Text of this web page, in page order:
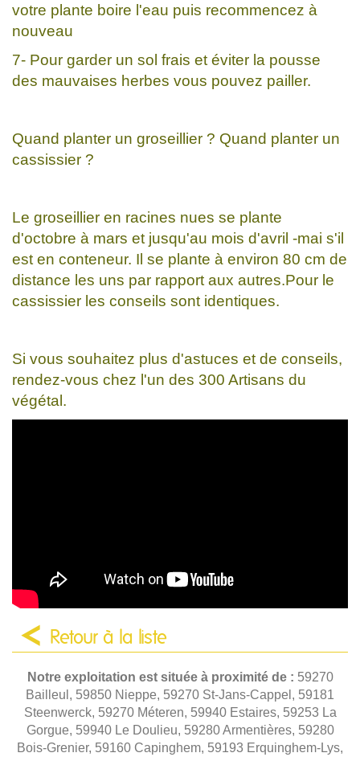
votre plante boire l'eau puis recommencez à
nouveau
7- Pour garder un sol frais et éviter la pousse
des mauvaises herbes vous pouvez pailler.
Quand planter un groseillier ? Quand planter un
cassissier ?
Le groseillier en racines nues se plante
d'octobre à mars et jusqu'au mois d'avril -mai s'il
est en conteneur. Il se plante à environ 80 cm de
distance les uns par rapport aux autres.Pour le
cassissier les conseils sont identiques.
Si vous souhaitez plus d'astuces et de conseils,
rendez-vous chez l'un des 300 Artisans du
végétal.
Retour à la liste
Notre exploitation est située à proximité de : 59270
Bailleul, 59850 Nieppe, 59270 St-Jans-Cappel, 59181
Steenwerck, 59270 Méteren, 59940 Estaires, 59253 La
Gorgue, 59940 Le Doulieu, 59280 Armentières, 59280
Bois-Grenier, 59160 Capinghem, 59193 Erquinghem-Lys,